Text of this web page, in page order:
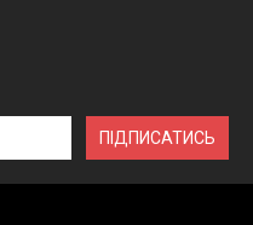
ПІДПИСАТИСЬ